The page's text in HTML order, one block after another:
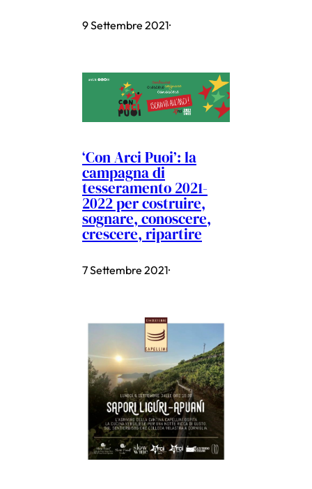
9 Settembre 2021·
‘Con Arci Puoi’: la
campagna di
tesseramento 2021-
2022 per costruire,
sognare, conoscere,
crescere, ripartire
7 Settembre 2021·